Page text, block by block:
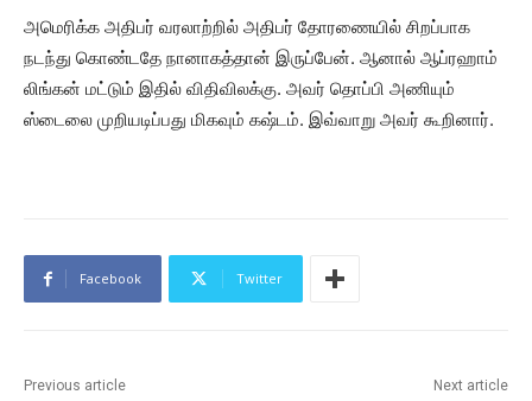
அமெரிக்க அதிபர் வரலாற்றில் அதிபர் தோரணையில் சிறப்பாக
நடந்து கொண்டதே நானாகத்தான் இருப்பேன். ஆனால் ஆப்ரஹாம்
லிங்கன் மட்டும் இதில் விதிவிலக்கு. அவர் தொப்பி அணியும்
ஸ்டைலை முறியடிப்பது மிகவும் கஷ்டம். இவ்வாறு அவர் கூறினார்.
Facebook Twitter
Previous article Next article